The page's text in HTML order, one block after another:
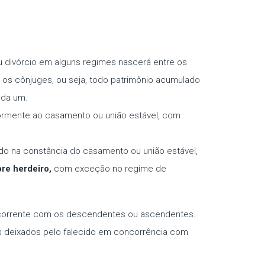
em alguns regimes nascerá entre os
cônjuges, ou seja, todo patrimônio acumulado
um.
ao casamento ou união estável, com
na constância do casamento ou união estável,
herdeiro, com exceção no regime de
com os descendentes ou ascendentes.
deixados pelo falecido em concorrência com